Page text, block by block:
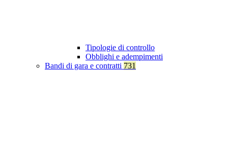
Tipologie di controllo
Obblighi e adempimenti
Bandi di gara e contratti 731